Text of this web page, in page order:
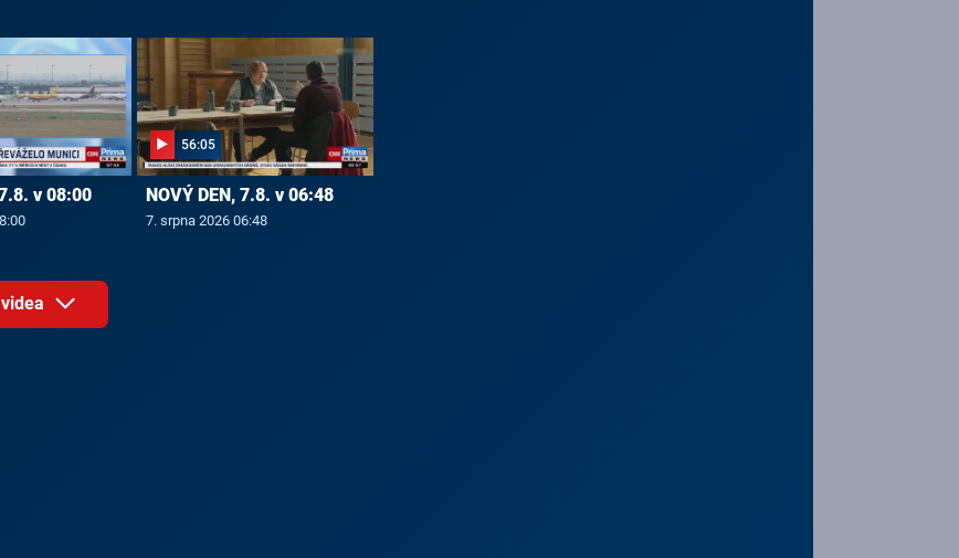
v 08:00
56:05
NOVÝ DEN, 7.8. v 06:48
7. srpna 2026 06:48